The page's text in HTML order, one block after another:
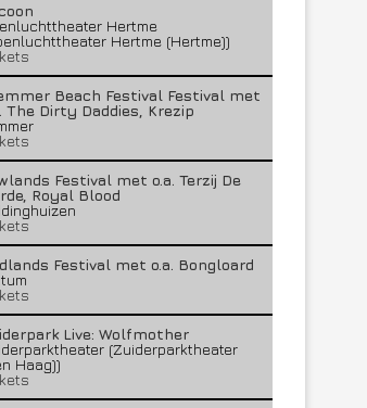
Hertme
Hertme (Hertme))
Beach Festival Festival met
The Dirty Daddies, Krezip
Festival met o.a. Terzij De
Royal Blood
Festival met o.a. Bongloard
Live: Wolfmother
(Zuiderparktheater
Haag))